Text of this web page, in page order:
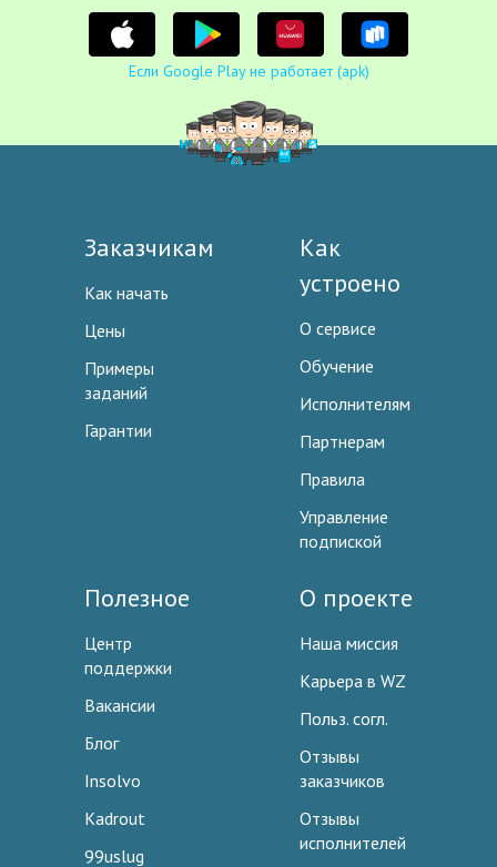
Если Google Play не работает (apk)
Заказчикам
Как начать
Цены
Примеры
заданий
Гарантии
Как
устроено
О сервисе
Обучение
Исполнителям
Партнерам
Правила
Управление
подпиской
Полезное
Центр
поддержки
Вакансии
Блог
Insolvo
Kadrout
99uslug
О проекте
Наша миссия
Карьера в WZ
Польз. согл.
Отзывы
заказчиков
Отзывы
исполнителей